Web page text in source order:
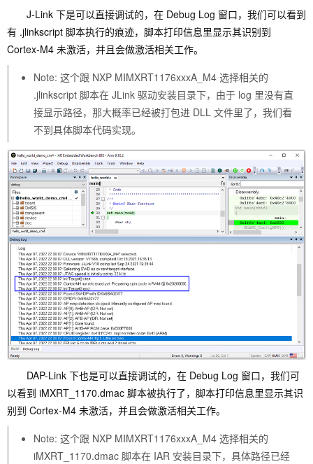
J-Link 下是可以直接调试的，在 Debug Log 窗口，我们可以看到
有 .jlinkscript 脚本执行的痕迹，脚本打印信息里显示其识别到
Cortex-M4 未激活，并且会做激活相关工作。
Note: 这个跟 NXP MIMXRT1176xxxA_M4 选择相关的
.jlinkscript 脚本在 JLink 驱动安装目录下，由于 log 里没有直
接显示路径，那大概率已经被打包进 DLL 文件里了，我们看
不到具体脚本代码实现。
DAP-Link 下也是可以直接调试的，在 Debug Log 窗口，我们可
以看到 iMXRT_1170.dmac 脚本被执行了，脚本打印信息里显示其识
别到 Cortex-M4 未激活，并且会做激活相关工作。
Note: 这个跟 NXP MIMXRT1176xxxA_M4 选择相关的
iMXRT_1170.dmac 脚本在 IAR 安装目录下，具体路径已经